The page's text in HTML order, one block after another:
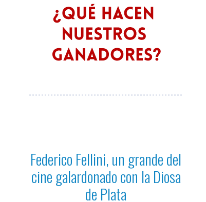
Federico Fellini, un grande del
cine galardonado con la Diosa
de Plata